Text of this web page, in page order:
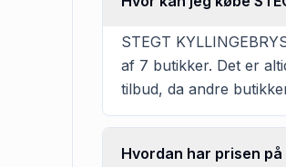
STEGT
af 7 butikker. Det er
tilbud, da andre
Hvordan har prisen på